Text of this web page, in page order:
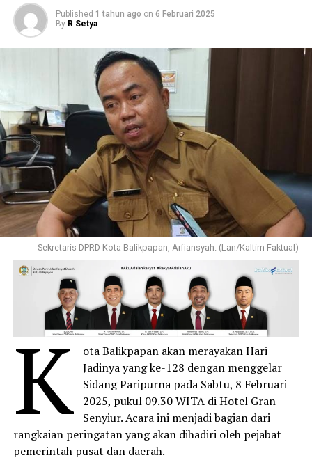
Published 1 tahun ago on 6 Februari 2025
By R Setya
Sekretaris DPRD Kota Balikpapan, Arfiansyah. (Lan/Kaltim Faktual)
K
ota Balikpapan akan merayakan Hari
Jadinya yang ke-128 dengan menggelar
Sidang Paripurna pada Sabtu, 8 Februari
2025, pukul 09.30 WITA di Hotel Gran
Senyiur. Acara ini menjadi bagian dari
rangkaian peringatan yang akan dihadiri oleh pejabat
pemerintah pusat dan daerah.